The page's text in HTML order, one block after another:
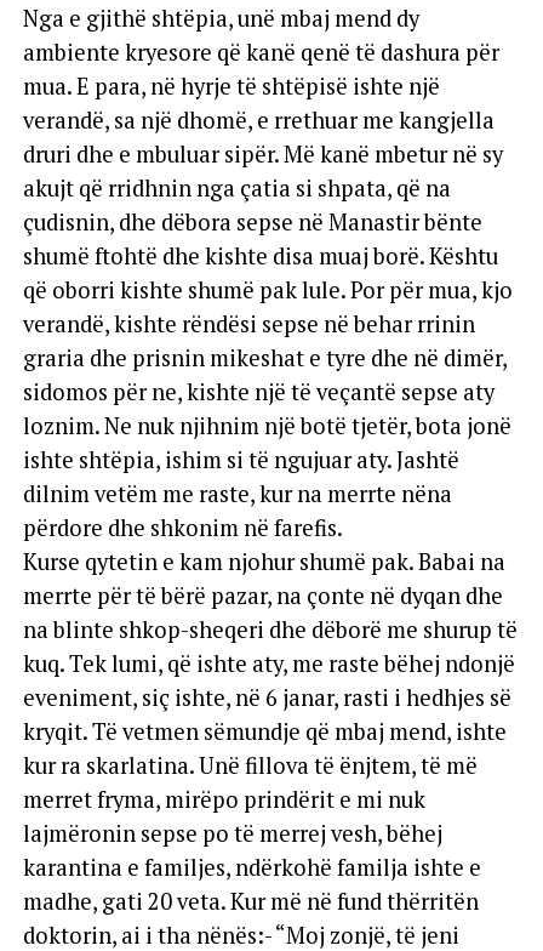
Nga e gjithë shtëpia, unë mbaj mend dy
ambiente kryesore që kanë qenë të dashura për
mua. E para, në hyrje të shtëpisë ishte një
verandë, sa një dhomë, e rrethuar me kangjella
druri dhe e mbuluar sipër. Më kanë mbetur në sy
akujt që rridhnin nga çatia si shpata, që na
çudisnin, dhe dëbora sepse në Manastir bënte
shumë ftohtë dhe kishte disa muaj borë. Kështu
që oborri kishte shumë pak lule. Por për mua, kjo
verandë, kishte rëndësi sepse në behar rrinin
graria dhe prisnin mikeshat e tyre dhe në dimër,
sidomos për ne, kishte një të veçantë sepse aty
loznim. Ne nuk njihnim një botë tjetër, bota jonë
ishte shtëpia, ishim si të ngujuar aty. Jashtë
dilnim vetëm me raste, kur na merrte nëna
përdore dhe shkonim në farefis.
Kurse qytetin e kam njohur shumë pak. Babai na
merrte për të bërë pazar, na çonte në dyqan dhe
na blinte shkop-sheqeri dhe dëborë me shurup të
kuq. Tek lumi, që ishte aty, me raste bëhej ndonjë
eveniment, siç ishte, në 6 janar, rasti i hedhjes së
kryqit. Të vetmen sëmundje që mbaj mend, ishte
kur ra skarlatina. Unë fillova të ënjtem, të më
merret fryma, mirëpo prindërit e mi nuk
lajmëronin sepse po të merrej vesh, bëhej
karantina e familjes, ndërkohë familja ishte e
madhe, gati 20 veta. Kur më në fund thërritën
doktorin, ai i tha nënës:- “Moj zonjë, të jeni